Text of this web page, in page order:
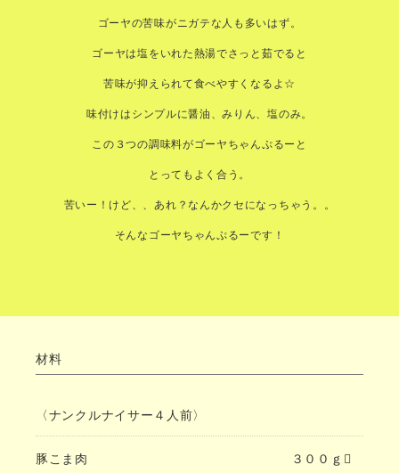
ゴーヤの苦味がニガテな人も多いはず。
ゴーヤは塩をいれた熱湯でさっと茹でると
苦味が抑えられて食べやすくなるよ☆
味付けはシンプルに醤油、みりん、塩のみ。
この３つの調味料がゴーヤちゃんぷるーと
とってもよく合う。
苦いー！けど、、あれ？なんかクセになっちゃう。。
そんなゴーヤちゃんぷるーです！
材料
〈ナンクルナイサー４人前〉
豚こま肉 ３００ｇ